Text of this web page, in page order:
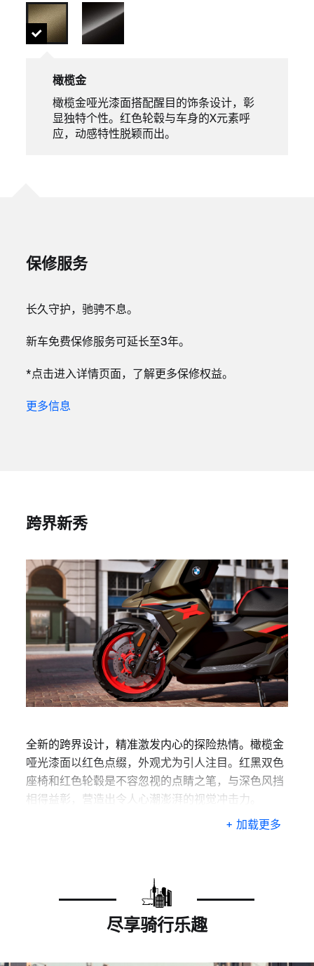
橄榄金
橄榄金哑光漆面搭配醒目的饰条设计，彰
显独特个性。红色轮毂与车身的X元素呼
应，动感特性脱颖而出。
保修服务
长久守护，驰骋不息。
新车免费保修服务可延长至3年。
*点击进入详情页面，了解更多保修权益。
更多信息
跨界新秀
全新的跨界设计，精准激发内心的探险热情。橄榄金
哑光漆面以红色点缀，外观尤为引人注目。红黑双色
座椅和红色轮毂是不容忽视的点睛之笔，与深色风挡
相得益彰，营造出令人心潮澎湃的视觉冲击力。
+ 加载更多
尽享骑行乐趣